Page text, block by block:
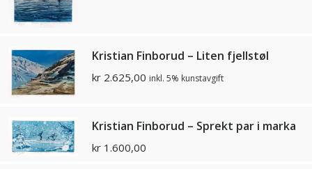
Kristian Finborud – Liten fjellstøl
kr 2.625,00 inkl. 5% kunstavgift
Kristian Finborud – Sprekt par i marka
kr 1.600,00